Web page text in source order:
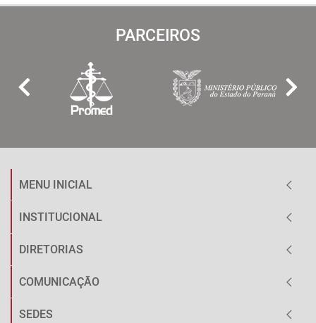
PARCEIROS
MENU INICIAL
INSTITUCIONAL
DIRETORIAS
COMUNICAÇÃO
SEDES